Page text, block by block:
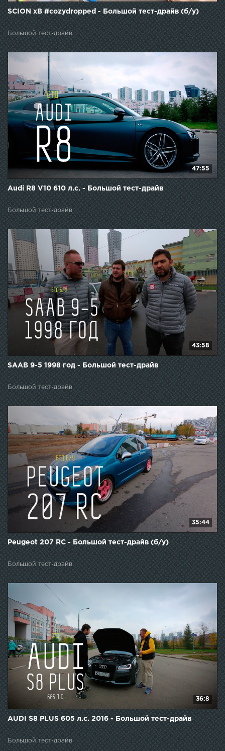
SCION xB #cozydropped - Большой тест-драйв (б/у)
Большой тест-драйв
47:55
Audi R8 V10 610 л.с. - Большой тест-драйв
Большой тест-драйв
43:58
SAAB 9-5 1998 год - Большой тест-драйв
Большой тест-драйв
35:44
Peugeot 207 RC - Большой тест-драйв (б/у)
Большой тест-драйв
36:8
AUDI S8 PLUS 605 л.с. 2016 - Большой тест-драйв
Большой тест-драйв